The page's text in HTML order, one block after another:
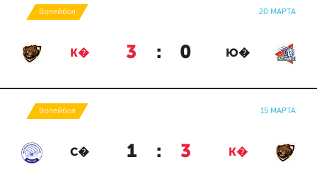
Волейбол 20 МАРТА
К� 3 : 0 Ю�
Волейбол 15 МАРТА
С� 1 : 3 К�